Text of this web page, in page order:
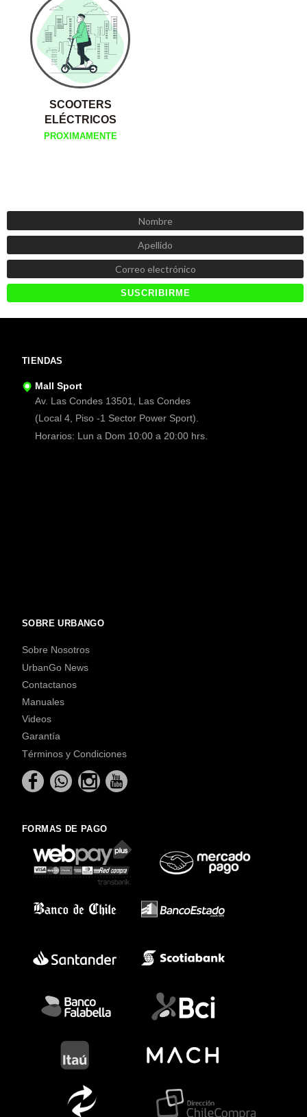
SCOOTERS
ELÉCTRICOS
PROXIMAMENTE
TIENDAS
Mall Sport
Av. Las Condes 13501, Las Condes
(Local 4, Piso -1 Sector Power Sport).
Horarios: Lun a Dom 10:00 a 20:00 hrs.
SOBRE URBANGO
Sobre Nosotros
UrbanGo News
Contactanos
Manuales
Videos
Garantía
Términos y Condiciones
FORMAS DE PAGO